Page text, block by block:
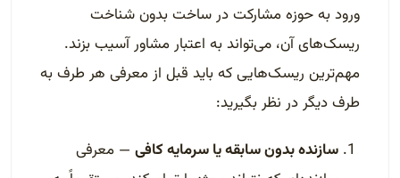
ورود به حوزه مشارکت در ساخت بدون شناخت
ریسک‌های آن، می‌تواند به اعتبار مشاور آسیب بزند.
مهم‌ترین ریسک‌هایی که باید قبل از معرفی هر طرف به
طرف دیگر در نظر بگیرید:
سازنده بدون سابقه یا سرمایه کافی — معرفی